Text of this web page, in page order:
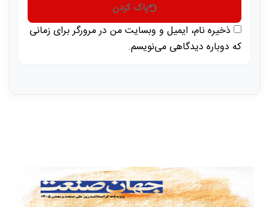
پاک کردن
ذخیره نام، ایمیل و وبسایت من در مرورگر برای زمانی
که دوباره دیدگاهی می‌نویسم.